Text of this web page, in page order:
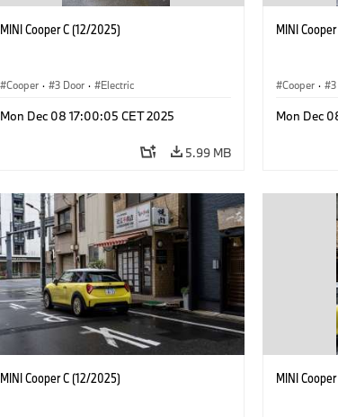
MINI Cooper C (12/2025)
Cooper · 3 Door · Electric
Mon Dec 08 17:00:05 CET 2025
5.99 MB
MINI
Cooper · 3
Mon Dec
MINI Cooper C (12/2025) MINI